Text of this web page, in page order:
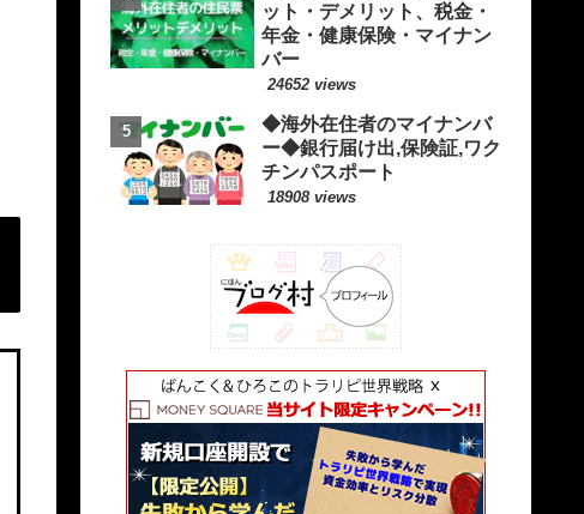
ット・デメリット、税金・
年金・健康保険・マイナン
バー
24652 views
◆海外在住者のマイナンバ
ー◆銀行届け出,保険証,ワク
チンパスポート
18908 views